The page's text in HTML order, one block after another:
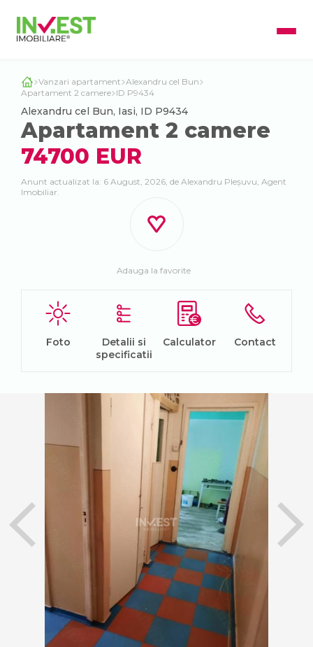
Vanzari apartament Alexandru cel Bun
Apartament 2 camere ID P9434
Alexandru cel Bun, Iasi, ID P9434
Apartament 2 camere
74700 EUR
Anunt actualizat la: 6 August, 2026, de Alexandru Pleșuvu, Agent
Imobiliar.
Adauga la favorite
Foto
Detalii si
specificatii
Calculator Contact